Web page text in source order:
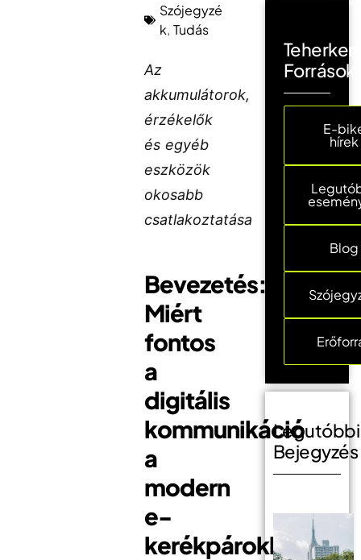
Szójegyzé
k,Tudás
Az
akkumulátorok,
érzékelők
és egyéb
eszközök
okosabb
csatlakoztatása
Bevezetés:
Miért
fontos
a
digitális
kommunikáció
a
modern
e-
kerékpárokban?
Források
E-
hírek
Blog
Legutóbbi
Bejegyzés